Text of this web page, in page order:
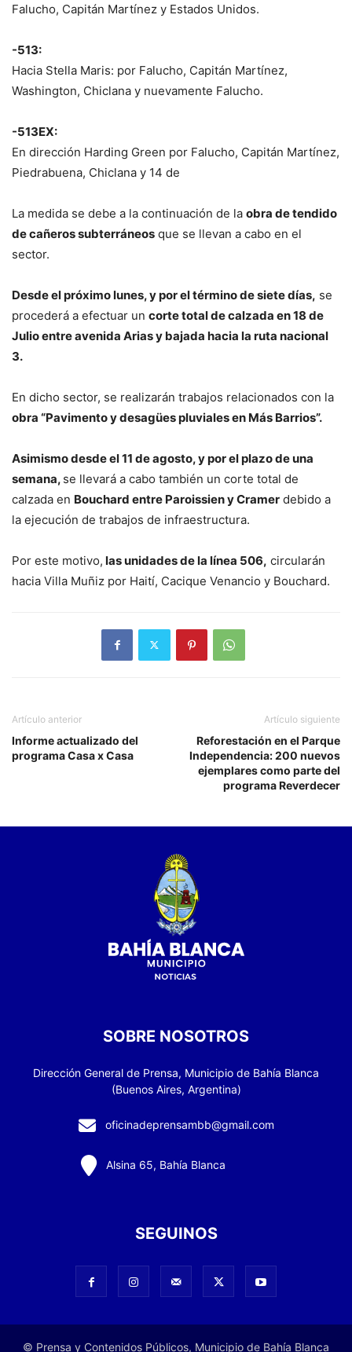
Falucho, Capitán Martínez y Estados Unidos.
-513:
Hacia Stella Maris: por Falucho, Capitán Martínez,
Washington, Chiclana y nuevamente Falucho.
-513EX:
En dirección Harding Green por Falucho, Capitán Martínez,
Piedrabuena, Chiclana y 14 de
La medida se debe a la continuación de la obra de tendido
de cañeros subterráneos que se llevan a cabo en el
sector.
Desde el próximo lunes, y por el término de siete días, se
procederá a efectuar un corte total de calzada en 18 de
Julio entre avenida Arias y bajada hacia la ruta nacional
3.
En dicho sector, se realizarán trabajos relacionados con la
obra “Pavimento y desagües pluviales en Más Barrios”.
Asimismo desde el 11 de agosto, y por el plazo de una
semana, se llevará a cabo también un corte total de
calzada en Bouchard entre Paroissien y Cramer debido a
la ejecución de trabajos de infraestructura.
Por este motivo, las unidades de la línea 506, circularán
hacia Villa Muñiz por Haití, Cacique Venancio y Bouchard.
Artículo anterior
Informe actualizado del
programa Casa x Casa
Artículo siguiente
Reforestación en el Parque
Independencia: 200 nuevos
ejemplares como parte del
programa Reverdecer
SOBRE NOSOTROS
Dirección General de Prensa, Municipio de Bahía Blanca
(Buenos Aires, Argentina)
oficinadeprensambb@gmail.com
Alsina 65, Bahía Blanca
SEGUINOS
© Prensa y Contenidos Públicos, Municipio de Bahía Blanca